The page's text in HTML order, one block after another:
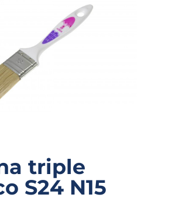
triple
S24 N15